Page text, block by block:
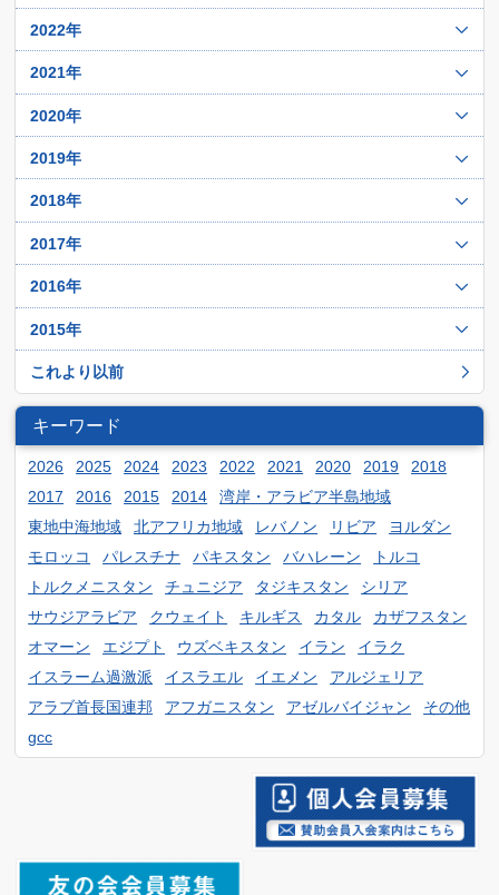
8月
7月
6月
5月
4月
2月
1月
10月
8月
7月
6月
4月
2月
1月
10月
8月
7月
6月
5月
4月
2月
1月
12月
10月
8月
7月
6月
4月
3月
2月
1月
2022年
12月
10月
8月
7月
6月
5月
4月
3月
2月
1月
2021年
12月
10月
8月
7月
6月
5月
4月
3月
2月
1月
2020年
12月
10月
8月
7月
6月
5月
4月
3月
2月
1月
2019年
12月
10月
8月
7月
6月
5月
4月
1月
2018年
12月
10月
8月
7月
6月
4月
3月
2月
1月
2017年
12月
10月
8月
7月
6月
5月
4月
3月
1月
2016年
12月
10月
9月
8月
7月
6月
3月
2月
1月
2015年
12月
11月
10月
9月
8月
6月
5月
4月
これより以前
キーワード
2026 2025 2024 2023 2022 2021 2020 2019
2018
2017
2016 2015 2014
湾岸・アラビア半島地域
東地中海地域
北アフリカ地域 レバノン リビア
ヨルダン
モロッコ
パレスチナ パキスタン バハレーン
トルコ
トルクメニスタン
チュニジア タジキスタン
シリア
サウジアラビア
クウェイト キルギス カタル
カザフスタン
オマーン
エジプト ウズベキスタン イラン
イラク
イスラーム過激派
イスラエル イエメン
アルジェリア
アラブ首長国連邦
アフガニスタン アゼルバイジャン
その他
gcc